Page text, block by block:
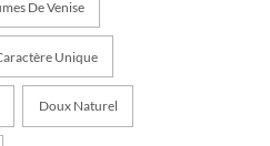
De Venise
Unique
Doux Naturel